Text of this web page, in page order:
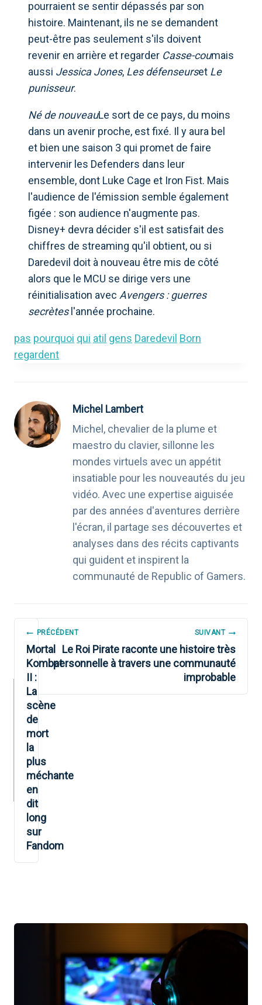
pourraient se sentir dépassés par son
histoire. Maintenant, ils ne se demandent
peut-être pas seulement s'ils doivent
revenir en arrière et regarder Casse-coumais
aussi Jessica Jones, Les défenseurset Le
punisseur.
Né de nouveauLe sort de ce pays, du moins
dans un avenir proche, est fixé. Il y aura bel
et bien une saison 3 qui promet de faire
intervenir les Defenders dans leur
ensemble, dont Luke Cage et Iron Fist. Mais
l'audience de l'émission semble également
figée : son audience n'augmente pas.
Disney+ devra décider s'il est satisfait des
chiffres de streaming qu'il obtient, ou si
Daredevil doit à nouveau être mis de côté
alors que le MCU se dirige vers une
réinitialisation avec Avengers : guerres
secrètesl'année prochaine.
pas pourquoi qui atil gens Daredevil Born
regardent
Michel Lambert
Michel, chevalier de la plume et
maestro du clavier, sillonne les
mondes virtuels avec un appétit
insatiable pour les nouveautés du jeu
vidéo. Avec une expertise aiguisée
par des années d'aventures derrière
l'écran, il partage ses découvertes et
analyses dans des récits captivants
qui guident et inspirent la
communauté de Republic of Gamers.
NAVIGATION
DE
L’ARTICLE
PRÉCÉDENT
Mortal
Kombat
II :
La
scène
de
mort
la
plus
méchante
en
dit
long
sur
Fandom
SUIVANT
Le Roi Pirate raconte une histoire très
personnelle à travers une communauté
improbable